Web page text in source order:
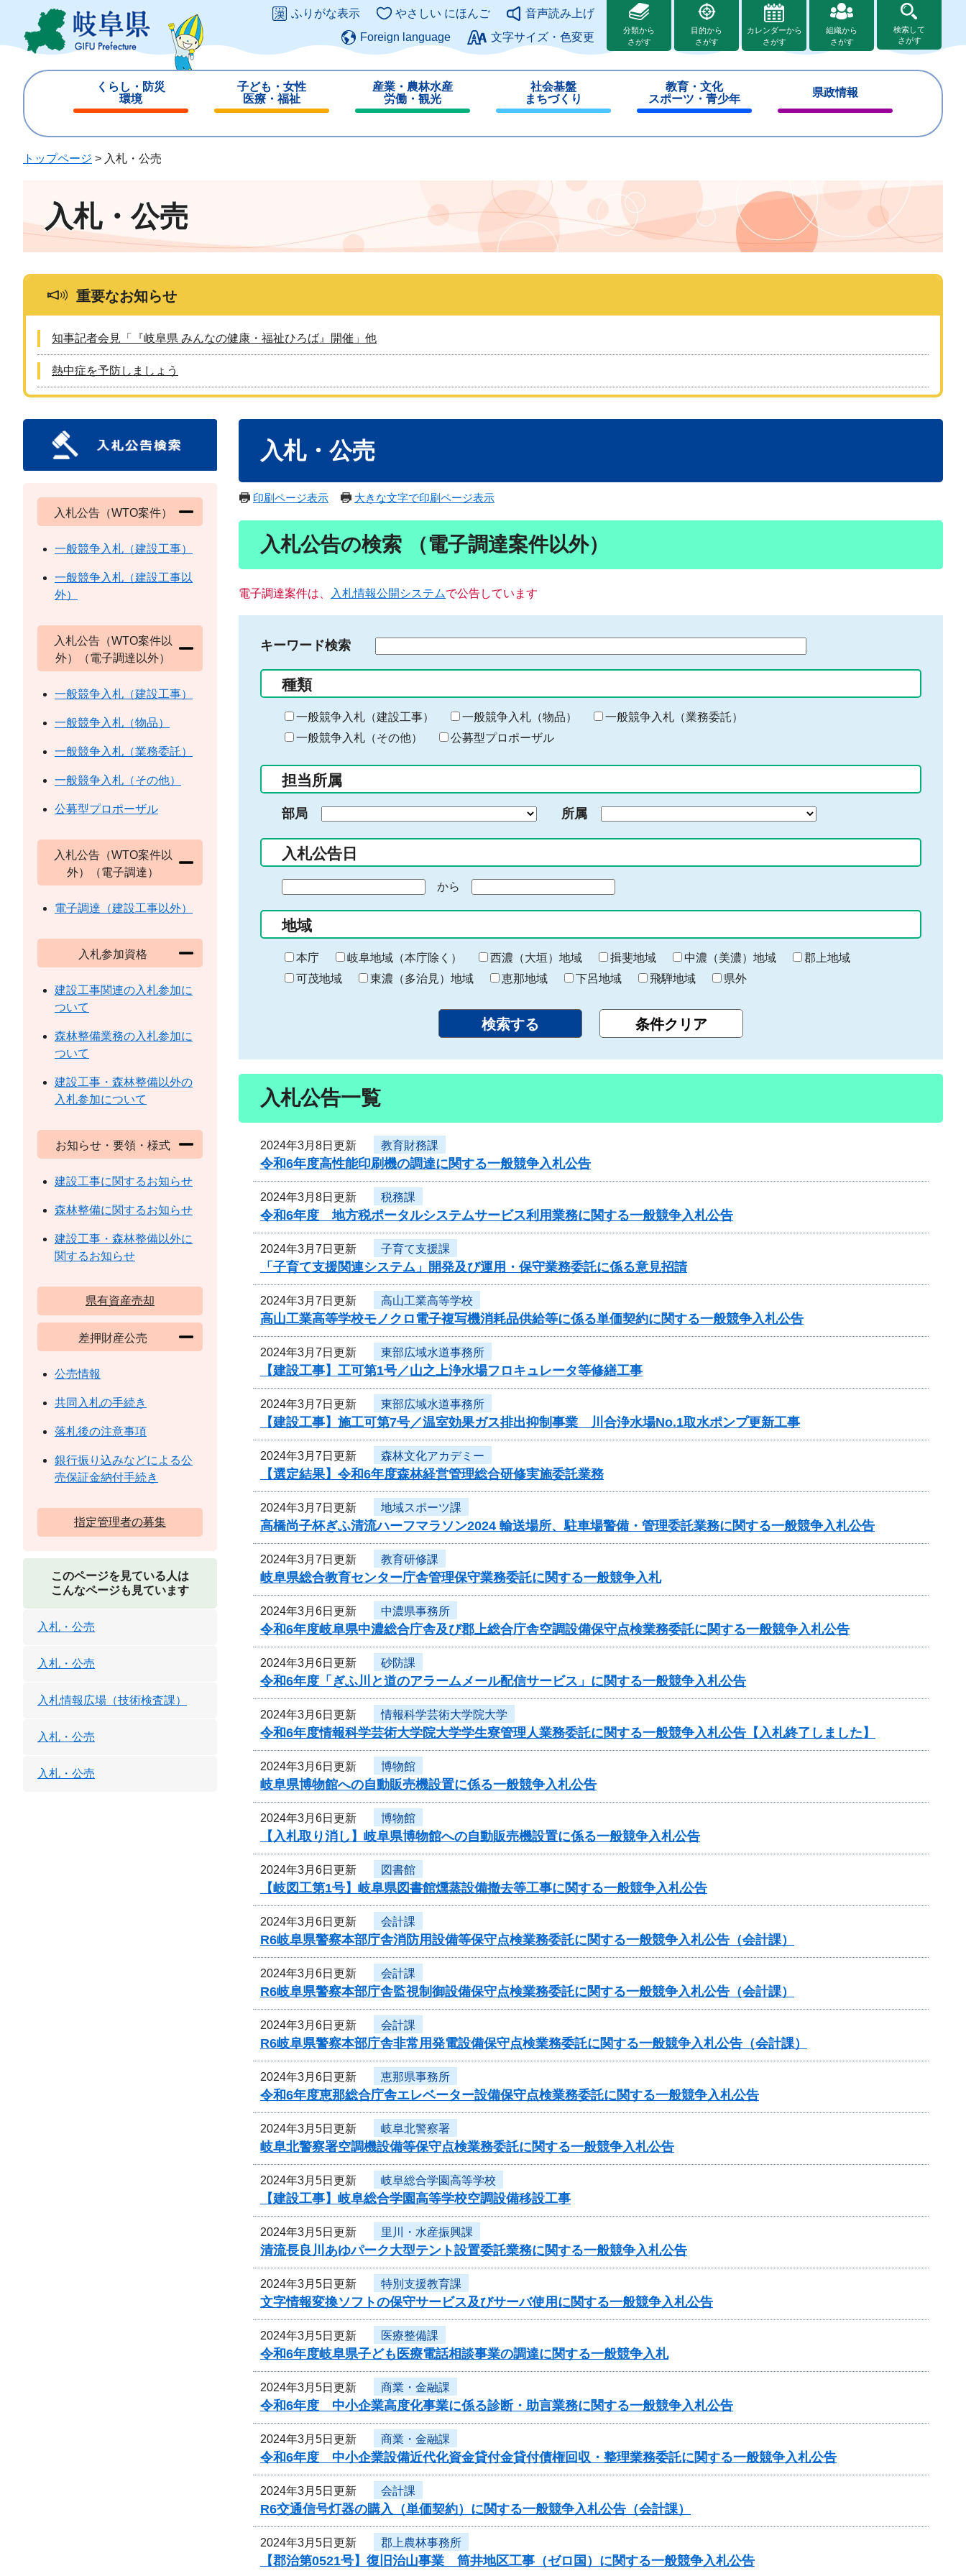
ジ
ュ
このページの本文へ
ふりがな表示 やさしい にほんご
音声読み上げ
Foreign language
文字サイズ・色変更
分類から
さがす
目的から
さがす
カレンダーから
さがす
組織から
さがす
検索して
さがす
くらし・防災
環境
じ
子ども・女性
医療・福祉
じ
産業・農林水産
労働・観光
じ
社会基盤
まちづくり
じ
教育・文化
スポーツ・青少年
じ
県政情報
じ
トップページ > 入札・公売
入札・公売
重要なお知らせ
知事記者会見「『岐阜県 みんなの健康・福祉ひろば』開催」他
熱中症を予防しましょう
入札・公売
印刷ページ表示 大きな文字で印刷ページ表示
入札公告の検索 （電子調達案件以外）
電子調達案件は、 入札情報公開システムで公告しています
キーワード検索
る
キ
ー
ー
入
力
種類
一般競争入札（建設工事） 一般競争入札（物品）
一般競争入札（業務委託）
一般競争入札（その他）
公募型プロポーザル
担当所属
部局 所属
入札公告日
の
始
ま
り
から
終
わ
り
地域
本庁 岐阜地域（本庁除く） 西濃（大垣）地域 揖斐地域 中濃（美濃）地域
郡上地域
可茂地域
東濃（多治見）地域 恵那地域 下呂地域 飛騨地域 県外
入札公告一覧
2024年3月8日更新 教育財務課
令和6年度高性能印刷機の調達に関する一般競争入札公告
2024年3月8日更新 税務課
令和6年度 地方税ポータルシステムサービス利用業務に関する一般競争入札公告
2024年3月7日更新 子育て支援課
「子育て支援関連システム」開発及び運用・保守業務委託に係る意見招請
2024年3月7日更新 高山工業高等学校
高山工業高等学校モノクロ電子複写機消耗品供給等に係る単価契約に関する一般競争入札公告
2024年3月7日更新 東部広域水道事務所
【建設工事】工可第1号／山之上浄水場フロキュレータ等修繕工事
2024年3月7日更新 東部広域水道事務所
【建設工事】施工可第7号／温室効果ガス排出抑制事業 川合浄水場No.1取水ポンプ更新工事
2024年3月7日更新 森林文化アカデミー
【選定結果】令和6年度森林経営管理総合研修実施委託業務
2024年3月7日更新 地域スポーツ課
高橋尚子杯ぎふ清流ハーフマラソン2024 輸送場所、駐車場警備・管理委託業務に関する一般競争入札公告
2024年3月7日更新 教育研修課
岐阜県総合教育センター庁舎管理保守業務委託に関する一般競争入札
2024年3月6日更新 中濃県事務所
令和6年度岐阜県中濃総合庁舎及び郡上総合庁舎空調設備保守点検業務委託に関する一般競争入札公告
2024年3月6日更新 砂防課
令和6年度「ぎふ川と道のアラームメール配信サービス」に関する一般競争入札公告
2024年3月6日更新 情報科学芸術大学院大学
令和6年度情報科学芸術大学院大学学生寮管理人業務委託に関する一般競争入札公告【入札終了しました】
2024年3月6日更新 博物館
岐阜県博物館への自動販売機設置に係る一般競争入札公告
2024年3月6日更新 博物館
【入札取り消し】岐阜県博物館への自動販売機設置に係る一般競争入札公告
2024年3月6日更新 図書館
【岐図工第1号】岐阜県図書館燻蒸設備撤去等工事に関する一般競争入札公告
2024年3月6日更新 会計課
R6岐阜県警察本部庁舎消防用設備等保守点検業務委託に関する一般競争入札公告（会計課）
2024年3月6日更新 会計課
R6岐阜県警察本部庁舎監視制御設備保守点検業務委託に関する一般競争入札公告（会計課）
2024年3月6日更新 会計課
R6岐阜県警察本部庁舎非常用発電設備保守点検業務委託に関する一般競争入札公告（会計課）
2024年3月6日更新 恵那県事務所
令和6年度恵那総合庁舎エレベーター設備保守点検業務委託に関する一般競争入札公告
2024年3月5日更新 岐阜北警察署
岐阜北警察署空調機設備等保守点検業務委託に関する一般競争入札公告
2024年3月5日更新 岐阜総合学園高等学校
【建設工事】岐阜総合学園高等学校空調設備移設工事
2024年3月5日更新 里川・水産振興課
清流長良川あゆパーク大型テント設置委託業務に関する一般競争入札公告
2024年3月5日更新 特別支援教育課
文字情報変換ソフトの保守サービス及びサーバ使用に関する一般競争入札公告
2024年3月5日更新 医療整備課
令和6年度岐阜県子ども医療電話相談事業の調達に関する一般競争入札
2024年3月5日更新 商業・金融課
令和6年度 中小企業高度化事業に係る診断・助言業務に関する一般競争入札公告
2024年3月5日更新 商業・金融課
令和6年度 中小企業設備近代化資金貸付金貸付債権回収・整理業務委託に関する一般競争入札公告
2024年3月5日更新 会計課
R6交通信号灯器の購入（単価契約）に関する一般競争入札公告（会計課）
2024年3月5日更新 郡上農林事務所
【郡治第0521号】復旧治山事業 筒井地区工事（ゼロ国）に関する一般競争入札公告
入札公告（WTO案件）
一般競争入札（建設工事）
一般競争入札（建設工事以
外）
入札公告（WTO案件以
外）（電子調達以外）
一般競争入札（建設工事）
一般競争入札（物品）
一般競争入札（業務委託）
一般競争入札（その他）
公募型プロポーザル
入札公告（WTO案件以
外）（電子調達）
電子調達（建設工事以外）
入札参加資格
建設工事関連の入札参加に
ついて
森林整備業務の入札参加に
ついて
建設工事・森林整備以外の
入札参加について
お知らせ・要領・様式
建設工事に関するお知らせ
森林整備に関するお知らせ
建設工事・森林整備以外に
関するお知らせ
県有資産売却
差押財産公売
公売情報
共同入札の手続き
落札後の注意事項
銀行振り込みなどによる公
売保証金納付手続き
指定管理者の募集
このページを見ている人は
こんなページも見ています
入札・公売
入札・公売
入札情報広場（技術検査課）
入札・公売
入札・公売